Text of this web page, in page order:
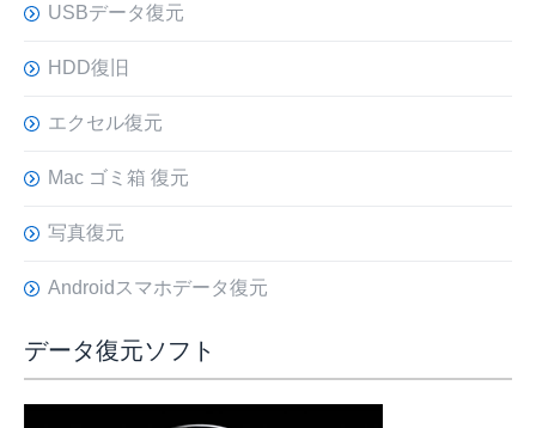
USBデータ復元
HDD復旧
エクセル復元
Mac ゴミ箱 復元
写真復元
Androidスマホデータ復元
データ復元ソフト